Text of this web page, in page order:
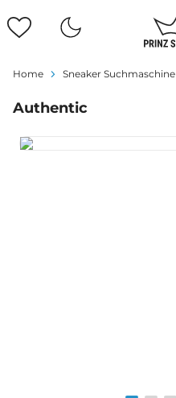
Home Sneaker Suchmaschine
Authentic